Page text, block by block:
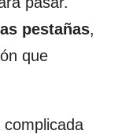
pestañas,
que